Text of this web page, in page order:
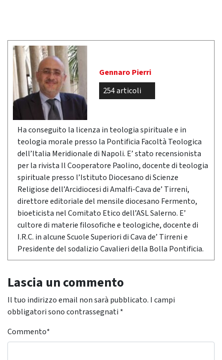
Gennaro Pierri
254 articoli
Ha conseguito la licenza in teologia spirituale e in
teologia morale presso la Pontificia Facoltà Teologica
dell’Italia Meridionale di Napoli. E’ stato recensionista
per la rivista Il Cooperatore Paolino, docente di teologia
spirituale presso l’Istituto Diocesano di Scienze
Religiose dell’Arcidiocesi di Amalfi-Cava de’ Tirreni,
direttore editoriale del mensile diocesano Fermento,
bioeticista nel Comitato Etico dell’ASL Salerno. E’
cultore di materie filosofiche e teologiche, docente di
I.R.C. in alcune Scuole Superiori di Cava de’ Tirreni e
Presidente del sodalizio Cavalieri della Bolla Pontificia.
Lascia un commento
Il tuo indirizzo email non sarà pubblicato. I campi
obbligatori sono contrassegnati *
Commento*